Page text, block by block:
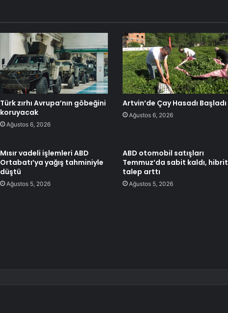
Türk zırhı Avrupa’nın göbeğini
koruyacak
Ağustos 6, 2026
Artvin’de Çay Hasadı Başladı
Ağustos 6, 2026
Mısır vadeli işlemleri ABD
Ortabatı’ya yağış tahminiyle
düştü
Ağustos 5, 2026
ABD otomobil satışları
Temmuz’da sabit kaldı, hibrit
talep arttı
Ağustos 5, 2026